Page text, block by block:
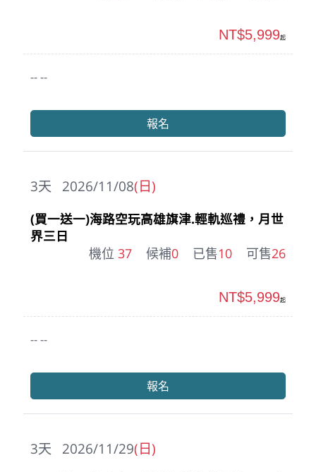
-- --
NT$5,999起
報名
2026/11/08(日)
3天
(買一送一)海路空玩高雄旗津.輕軌巡禮，月世
界三日
機位 37 候補0 已售10 可售26
-- --
NT$5,999起
報名
2026/11/29(日)
3天